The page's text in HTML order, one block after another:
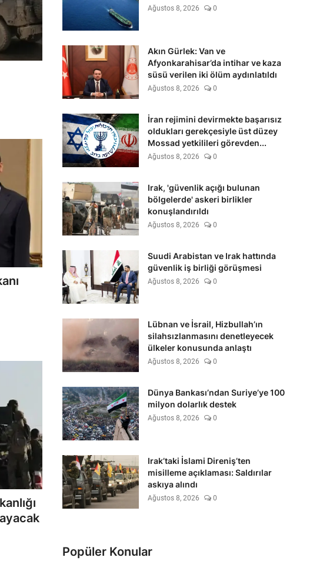
Ağustos 8, 2026 0
Akın Gürlek: Van ve
Afyonkarahisar’da intihar ve kaza
süsü verilen iki ölüm aydınlatıldı
Ağustos 8, 2026 0
İran rejimini devirmekte başarısız
oldukları gerekçesiyle üst düzey
Mossad yetkilileri görevden...
Ağustos 8, 2026 0
Irak, 'güvenlik açığı bulunan
bölgelerde' askeri birlikler
konuşlandırıldı
Ağustos 8, 2026 0
Suudi Arabistan ve Irak hattında
güvenlik iş birliği görüşmesi
Ağustos 8, 2026 0
Lübnan ve İsrail, Hizbullah’ın
silahsızlanmasını denetleyecek
ülkeler konusunda anlaştı
Ağustos 8, 2026 0
Dünya Bankası’ndan Suriye’ye 100
milyon dolarlık destek
Ağustos 8, 2026 0
Irak’taki İslami Direniş’ten
misilleme açıklaması: Saldırılar
askıya alındı
Ağustos 8, 2026 0
Popüler Konular